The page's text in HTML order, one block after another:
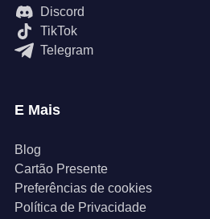
Discord
TikTok
Telegram
E Mais
Blog
Cartão Presente
Preferências de cookies
Política de Privacidade